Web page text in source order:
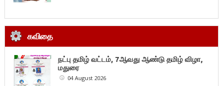
கவிதை
நட்பு தமிழ் வட்டம், 7ஆவது ஆண்டு தமிழ் விழா,
மதுரை
04 August 2026